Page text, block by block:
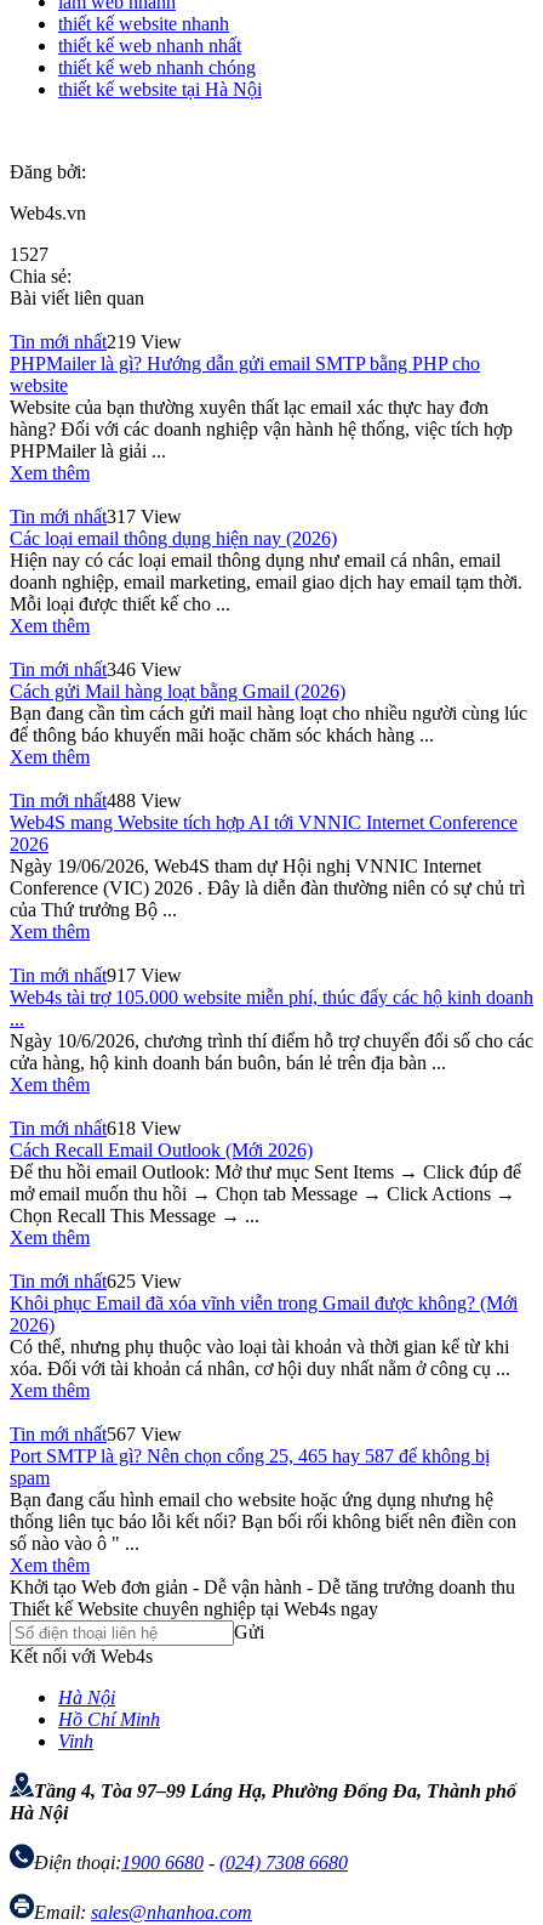
thiết kế website nhanh
thiết kế web nhanh nhất
thiết kế web nhanh chóng
thiết kế website tại Hà Nội
Đăng bởi:
Web4s.vn
1527
Chia sẻ:
Bài viết liên quan
Tin mới nhất219 View
PHPMailer là gì? Hướng dẫn gửi email SMTP bằng PHP cho
website
Website của bạn thường xuyên thất lạc email xác thực hay đơn
hàng? Đối với các doanh nghiệp vận hành hệ thống, việc tích hợp
PHPMailer là giải ...
Xem thêm
Tin mới nhất317 View
Các loại email thông dụng hiện nay (2026)
Hiện nay có các loại email thông dụng như email cá nhân, email
doanh nghiệp, email marketing, email giao dịch hay email tạm thời.
Mỗi loại được thiết kế cho ...
Xem thêm
Tin mới nhất346 View
Cách gửi Mail hàng loạt bằng Gmail (2026)
Bạn đang cần tìm cách gửi mail hàng loạt cho nhiều người cùng lúc
để thông báo khuyến mãi hoặc chăm sóc khách hàng ...
Xem thêm
Tin mới nhất488 View
Web4S mang Website tích hợp AI tới VNNIC Internet Conference
2026
Ngày 19/06/2026, Web4S tham dự Hội nghị VNNIC Internet
Conference (VIC) 2026 . Đây là diễn đàn thường niên có sự chủ trì
của Thứ trưởng Bộ ...
Xem thêm
Tin mới nhất917 View
Web4s tài trợ 105.000 website miễn phí, thúc đẩy các hộ kinh doanh
...
Ngày 10/6/2026, chương trình thí điểm hỗ trợ chuyển đổi số cho các
cửa hàng, hộ kinh doanh bán buôn, bán lẻ trên địa bàn ...
Xem thêm
Tin mới nhất618 View
Cách Recall Email Outlook (Mới 2026)
Để thu hồi email Outlook: Mở thư mục Sent Items → Click đúp để
mở email muốn thu hồi → Chọn tab Message → Click Actions →
Chọn Recall This Message → ...
Xem thêm
Tin mới nhất625 View
Khôi phục Email đã xóa vĩnh viễn trong Gmail được không? (Mới
2026)
Có thể, nhưng phụ thuộc vào loại tài khoản và thời gian kể từ khi
xóa. Đối với tài khoản cá nhân, cơ hội duy nhất nằm ở công cụ ...
Xem thêm
Tin mới nhất567 View
Port SMTP là gì? Nên chọn cổng 25, 465 hay 587 để không bị
spam
Bạn đang cấu hình email cho website hoặc ứng dụng nhưng hệ
thống liên tục báo lỗi kết nối? Bạn bối rối không biết nên điền con
số nào vào ô " ...
Xem thêm
Khởi tạo Web đơn giản - Dễ vận hành - Dễ tăng trưởng doanh thu
Thiết kế Website chuyên nghiệp tại Web4s ngay
Gửi
Kết nối với Web4s
Hà Nội
Hồ Chí Minh
Vinh
Tầng 4, Tòa 97–99 Láng Hạ, Phường Đống Đa, Thành phố
Hà Nội
Điện thoại:1900 6680 - (024) 7308 6680
Email: sales@nhanhoa.com